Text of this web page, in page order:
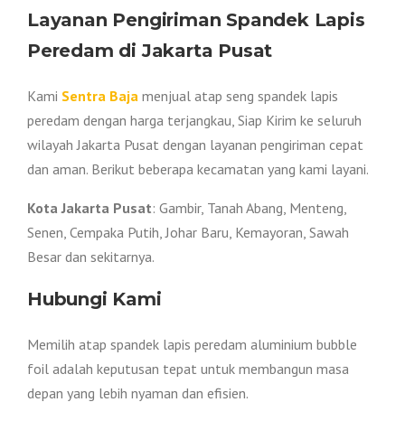
Layanan Pengiriman Spandek Lapis
Peredam di Jakarta Pusat
Kami Sentra Baja menjual atap seng spandek lapis
peredam dengan harga terjangkau, Siap Kirim ke seluruh
wilayah Jakarta Pusat dengan layanan pengiriman cepat
dan aman. Berikut beberapa kecamatan yang kami layani.
Kota Jakarta Pusat: Gambir, Tanah Abang, Menteng,
Senen, Cempaka Putih, Johar Baru, Kemayoran, Sawah
Besar dan sekitarnya.
Hubungi Kami
Memilih atap spandek lapis peredam aluminium bubble
foil adalah keputusan tepat untuk membangun masa
depan yang lebih nyaman dan efisien.